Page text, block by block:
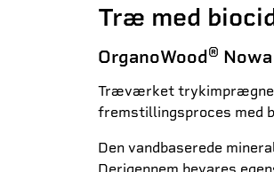
Træ med
OrganoWood®
Træværket
fremstillingsproces med
Den vandbaserede